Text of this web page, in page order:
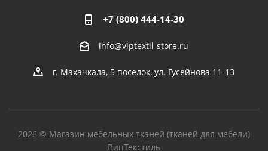
+7 (800) 444-14-30
info@viptextil-store.ru
г. Махачкала, 5 поселок, ул. Гусейнова 11-13
2026 © Магазин мебельных тканей (тканей для мебели)
ВипТекстиль